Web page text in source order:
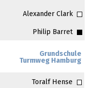
Alexander Clark
Philip Barret
Grundschule
Turmweg Hamburg
Toralf Hense